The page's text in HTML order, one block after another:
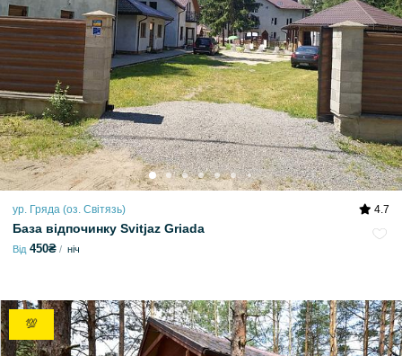
ур. Гряда (оз. Світязь) 4.7
База відпочинку Svitjaz Griada
Від 450₴ ніч
💯